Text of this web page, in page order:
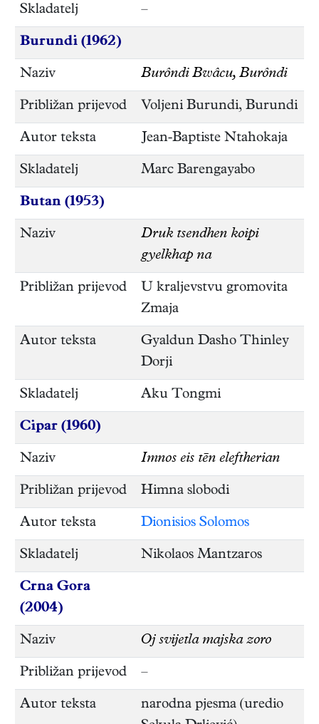
Skladatelj –
Burundi (1962)
Naziv Burôndi Bwâcu, Burôndi
Približan prijevod Voljeni Burundi, Burundi
Autor teksta Jean-Baptiste Ntahokaja
Skladatelj Marc Barengayabo
Butan (1953)
Naziv
Druk tsendhen koipi
gyelkhap na
Približan prijevod
U kraljevstvu gromovita
Zmaja
Autor teksta
Gyaldun Dasho Thinley
Dorji
Skladatelj Aku Tongmi
Cipar (1960)
Naziv Imnos eis tēn eleftherian
Približan prijevod Himna slobodi
Autor teksta Dionisios Solomos
Skladatelj Nikolaos Mantzaros
Crna Gora
(2004)
Naziv Oj svijetla majska zoro
Približan prijevod –
Autor teksta
narodna pjesma (uredio